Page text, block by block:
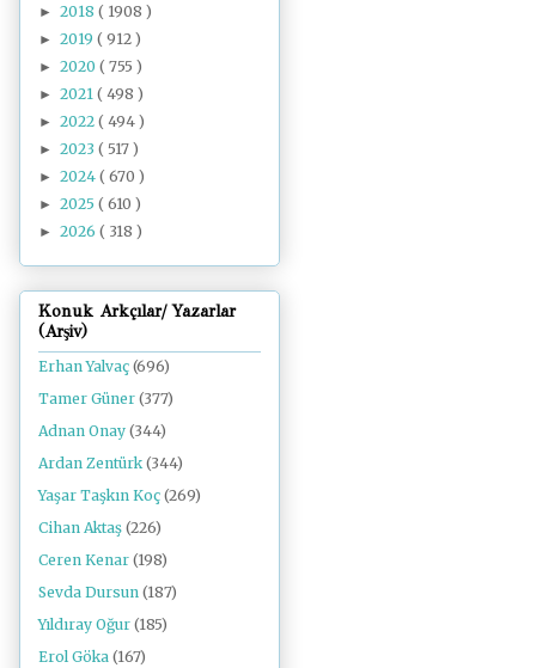
► 2018 ( 1908 )
► 2019 ( 912 )
► 2020 ( 755 )
► 2021 ( 498 )
► 2022 ( 494 )
► 2023 ( 517 )
► 2024 ( 670 )
► 2025 ( 610 )
► 2026 ( 318 )
Konuk Arkçılar/ Yazarlar
(Arşiv)
Erhan Yalvaç (696)
Tamer Güner (377)
Adnan Onay (344)
Ardan Zentürk (344)
Yaşar Taşkın Koç (269)
Cihan Aktaş (226)
Ceren Kenar (198)
Sevda Dursun (187)
Yıldıray Oğur (185)
Erol Göka (167)